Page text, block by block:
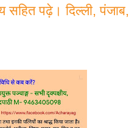
सहित पढ़े। दिल्ली, पंजाब,